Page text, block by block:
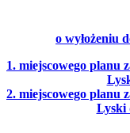
o wyłożeniu
1. miejscowego planu
2. miejscowego planu
Lyski